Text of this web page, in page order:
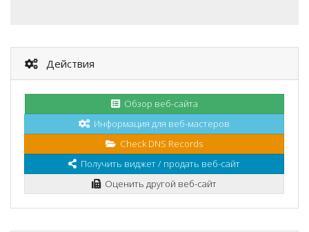
Действия
Обзор веб-сайта
Информация для веб-мастеров
Check DNS Records
Получить виджет / продать веб-сайт
Оценить другой веб-сайт